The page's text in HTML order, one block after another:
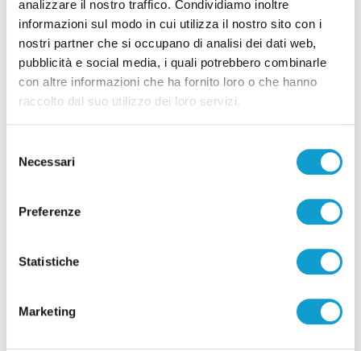
analizzare il nostro traffico. Condividiamo inoltre
informazioni sul modo in cui utilizza il nostro sito con i
nostri partner che si occupano di analisi dei dati web,
pubblicità e social media, i quali potrebbero combinarle
con altre informazioni che ha fornito loro o che hanno
raccolto dal suo utilizzo dei loro servizi.
delNecessari
Preferenze
Statistiche
Marketing
Pubblicità